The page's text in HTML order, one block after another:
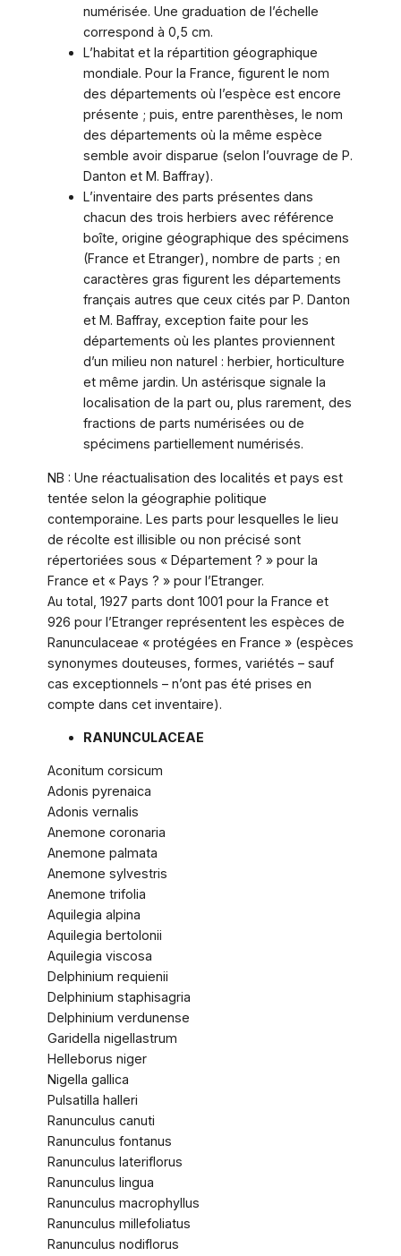
numérisée. Une graduation de l’échelle
correspond à 0,5 cm.
L’habitat et la répartition géographique
mondiale. Pour la France, figurent le nom
des départements où l’espèce est encore
présente ; puis, entre parenthèses, le nom
des départements où la même espèce
semble avoir disparue (selon l’ouvrage de P.
Danton et M. Baffray).
L’inventaire des parts présentes dans
chacun des trois herbiers avec référence
boîte, origine géographique des spécimens
(France et Etranger), nombre de parts ; en
caractères gras figurent les départements
français autres que ceux cités par P. Danton
et M. Baffray, exception faite pour les
départements où les plantes proviennent
d’un milieu non naturel : herbier, horticulture
et même jardin. Un astérisque signale la
localisation de la part ou, plus rarement, des
fractions de parts numérisées ou de
spécimens partiellement numérisés.
NB : Une réactualisation des localités et pays est
tentée selon la géographie politique
contemporaine. Les parts pour lesquelles le lieu
de récolte est illisible ou non précisé sont
répertoriées sous « Département ? » pour la
France et « Pays ? » pour l’Etranger.
Au total, 1927 parts dont 1001 pour la France et
926 pour l’Etranger représentent les espèces de
Ranunculaceae « protégées en France » (espèces
synonymes douteuses, formes, variétés – sauf
cas exceptionnels – n’ont pas été prises en
compte dans cet inventaire).
RANUNCULACEAE
Aconitum corsicum
Adonis pyrenaica
Adonis vernalis
Anemone coronaria
Anemone palmata
Anemone sylvestris
Anemone trifolia
Aquilegia alpina
Aquilegia bertolonii
Aquilegia viscosa
Delphinium requienii
Delphinium staphisagria
Delphinium verdunense
Garidella nigellastrum
Helleborus niger
Nigella gallica
Pulsatilla halleri
Ranunculus canuti
Ranunculus fontanus
Ranunculus lateriflorus
Ranunculus lingua
Ranunculus macrophyllus
Ranunculus millefoliatus
Ranunculus nodiflorus